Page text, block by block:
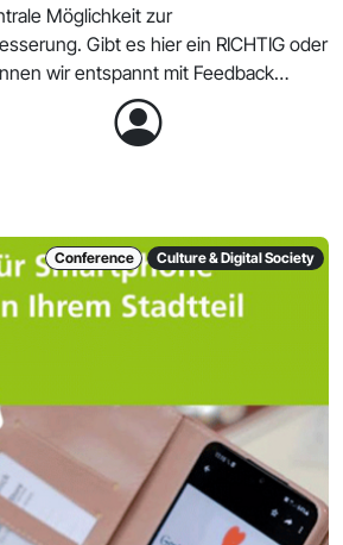
Möglichkeit zur
Gibt es hier ein RICHTIG oder
wir entspannt mit Feedback
Conference Culture & Digital Society